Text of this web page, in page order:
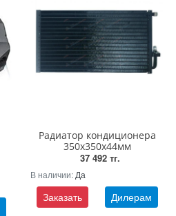
Радиатор кондиционера
350х350х44мм
37 492 тг.
В наличии: Да
Заказать Дилерам